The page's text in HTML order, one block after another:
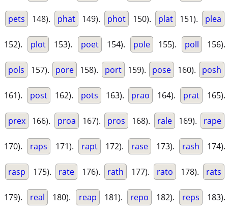
pets 148). phat 149). phot 150). plat 151). plea
152). plot 153). poet 154). pole 155). poll 156).
pols 157). pore 158). port 159). pose 160). posh
161). post 162). pots 163). prao 164). prat 165).
prex 166). proa 167). pros 168). rale 169). rape
170). raps 171). rapt 172). rase 173). rash 174).
rasp 175). rate 176). rath 177). rato 178). rats
179). real 180). reap 181). repo 182). reps 183).